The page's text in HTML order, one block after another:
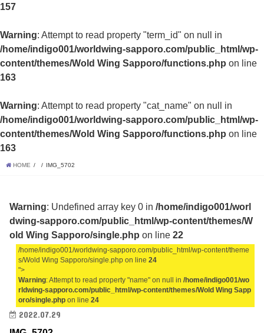
157
Warning: Attempt to read property "term_id" on null in
/home/indigo001/worldwing-sapporo.com/public_html/wp-
content/themes/Wold Wing Sapporo/functions.php on line
163
Warning: Attempt to read property "cat_name" on null in
/home/indigo001/worldwing-sapporo.com/public_html/wp-
content/themes/Wold Wing Sapporo/functions.php on line
163
HOME IMG_5702
Warning: Undefined array key 0 in/home/indigo001/worl
dwing-sapporo.com/public_html/wp-content/themes/W
old Wing Sapporo/single.php on line22
/home/indigo001/worldwing-sapporo.com/public_html/wp-content/theme
s/Wold Wing Sapporo/single.php on line24
">
Warning: Attempt to read property "name" on null in/home/indigo001/wo
rldwing-sapporo.com/public_html/wp-content/themes/Wold Wing Sapp
oro/single.php on line24
2022.07.29